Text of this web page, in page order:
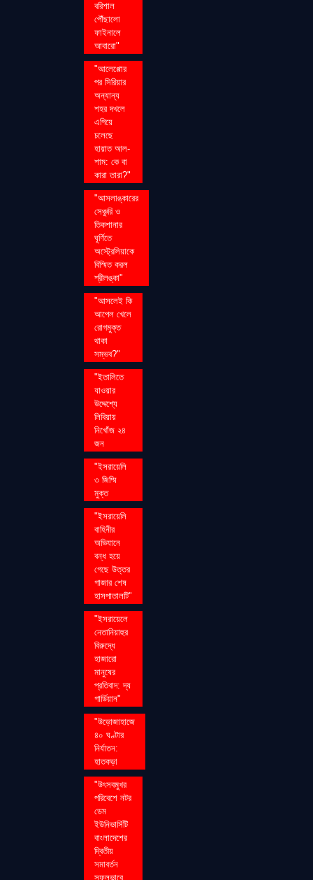
বরিশাল
পৌঁছালো
ফাইনালে
আবারো"
"আলেপ্পোর
পর সিরিয়ার
অন্যান্য
শহর দখলে
এগিয়ে
চলেছে
হায়াত আল-
শাম: কে বা
কারা তারা?"
"আসলাঙ্কারের
সেঞ্চুরি ও
তিকশানার
ঘূর্ণিতে
অস্ট্রেলিয়াকে
বিস্মিত করল
শ্রীলঙ্কা"
"আসলেই কি
আপেল খেলে
রোগমুক্ত
থাকা
সম্ভব?"
"ইতালিতে
যাওয়ার
উদ্দেশ্যে
লিবিয়ায়
নিখোঁজ ২৪
জন
"ইসরায়েলি
৩ জিম্মি
মুক্ত
"ইসরায়েলি
বাহিনীর
অভিযানে
বন্ধ হয়ে
গেছে উত্তর
গাজার শেষ
হাসপাতালটি"
"ইসরায়েলে
নেতানিয়াহুর
বিরুদ্ধে
হাজারো
মানুষের
প্রতিবাদ: দ্য
গার্ডিয়ান"
"উড়োজাহাজে
৪০ ঘণ্টার
নির্যাতন:
হাতকড়া
"উৎসবমুখর
পরিবেশে নটর
ডেম
ইউনিভার্সিটি
বাংলাদেশের
দ্বিতীয়
সমাবর্তন
সফলভাবে